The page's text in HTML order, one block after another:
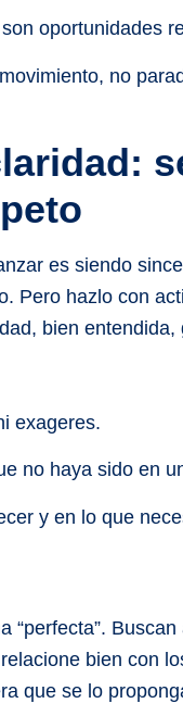
oportunidades
no
es siendo
Pero hazlo con
bien entendida,
exageres.
no haya sido en
y en lo que
“perfecta”.
bien con
que se lo